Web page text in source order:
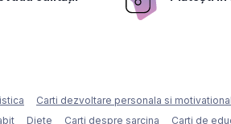
Carti dezvoltare personala si
Diete Carti despre sarcina Carti de